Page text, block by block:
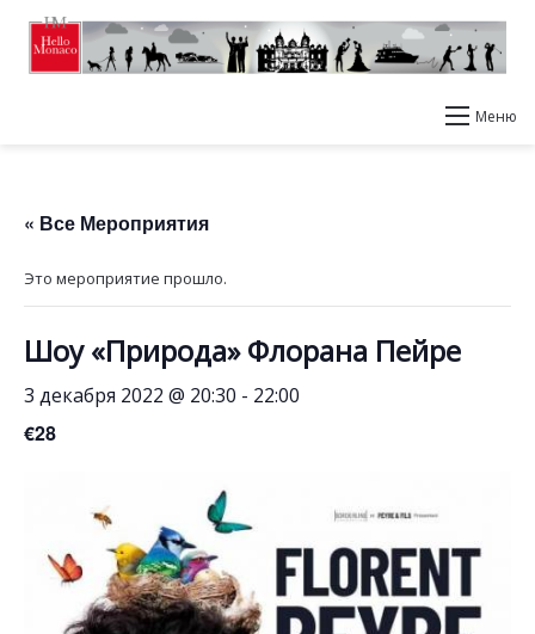
Меню
« Все Мероприятия
Это мероприятие прошло.
Шоу «Природа» Флорана Пейре
3 декабря 2022 @ 20:30 - 22:00
€28